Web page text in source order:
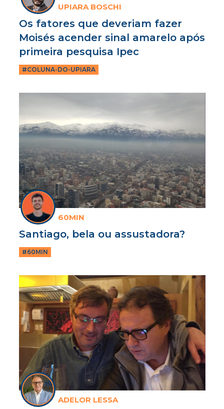
UPIARA BOSCHI
Os fatores que deveriam fazer
Moisés acender sinal amarelo após
primeira pesquisa Ipec
#COLUNA-DO-UPIARA
60MIN
Santiago, bela ou assustadora?
#60MIN
ADELOR LESSA